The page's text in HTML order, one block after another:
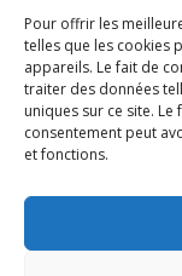
Pour offrir les
telles que les cookies
appareils. Le fait de
traiter des données
uniques sur ce site.
consentement peut
et fonctions.
expérience du